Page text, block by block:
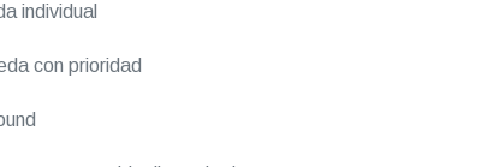
individual
con prioridad